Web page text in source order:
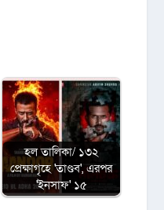
হল তালিকা/ ১৩২
প্রেক্ষাগৃহে 'তাণ্ডব', এরপর
'ইনসাফ' ১৫